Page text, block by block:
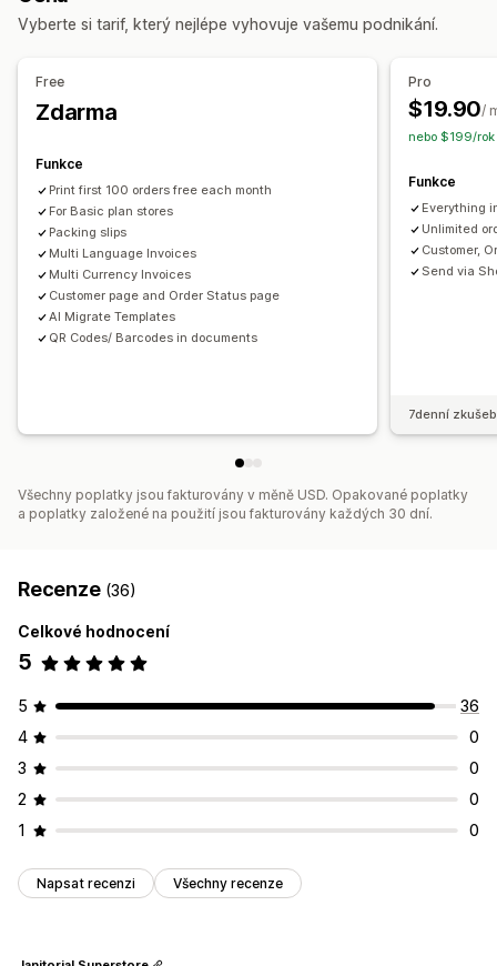
Barva a písmo
Čísla faktur
E-mail odesílatele
Čárové kódy
Správa souborů
Hromadné stahování
Generování PDF
Postupné číslování
Vyberte si tarif, který nejlépe vyhovuje vašemu podnikání.
Free
Zdarma
Funkce
Print first 100 orders free each month
For Basic plan stores
Packing slips
Multi Language Invoices
Multi Currency Invoices
Customer page and Order Status page
AI Migrate Templates
QR Codes/ Barcodes in documents
Pro
$19.90/
nebo $199/rok
Funkce
Everything
Unlimited
Customer,
Send via
7denní
Všechny poplatky jsou fakturovány v měně USD. Opakované poplatky
a poplatky založené na použití jsou fakturovány každých 30 dní.
Recenze (36)
Celkové hodnocení
5
5
36
4
0
3
0
2
0
1
0
Napsat recenzi Všechny recenze